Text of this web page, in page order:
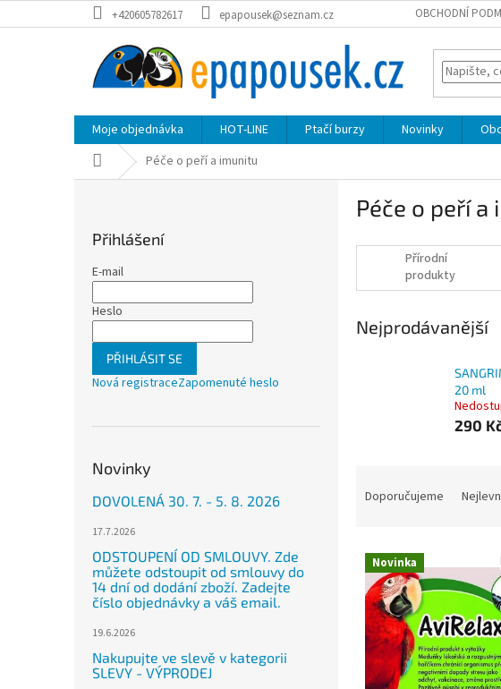
na
+420605782617 epapousek@seznam.cz OBCHODNÍ
Moje objednávka HOT-LINE Ptačí burzy Novinky
Domů Péče o peří a imunitu
Přihlášení
E-mail
Heslo
PŘIHLÁSIT SE
Nová registraceZapomenuté heslo
Novinky
DOVOLENÁ 30. 7. - 5. 8. 2026
17.7.2026
ODSTOUPENÍ OD SMLOUVY. Zde
můžete odstoupit od smlouvy do
14 dní od dodání zboží. Zadejte
číslo objednávky a váš email.
19.6.2026
Nakupujte ve slevě v kategorii
SLEVY - VÝPRODEJ
Péče o peří a
Přírodní
produkty
Addicoo
Nejprodávanější
20 ml
290
n
p
Doporučujeme
V
p
p
Novinka